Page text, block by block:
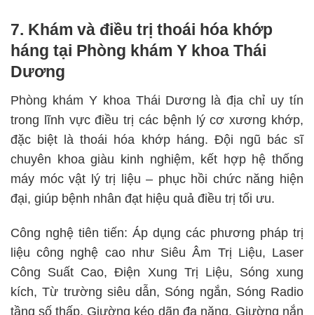
7. Khám và điều trị thoái hóa khớp
háng tại Phòng khám Y khoa Thái
Dương
Phòng khám Y khoa Thái Dương là địa chỉ uy tín
trong lĩnh vực điều trị các bệnh lý cơ xương khớp,
đặc biệt là thoái hóa khớp háng. Đội ngũ bác sĩ
chuyên khoa giàu kinh nghiệm, kết hợp hệ thống
máy móc vật lý trị liệu – phục hồi chức năng hiện
đại, giúp bệnh nhân đạt hiệu quả điều trị tối ưu.
Công nghệ tiên tiến: Áp dụng các phương pháp trị
liệu công nghệ cao như Siêu Âm Trị Liệu, Laser
Công Suất Cao, Điện Xung Trị Liệu, Sóng xung
kích, Từ trường siêu dẫn, Sóng ngắn, Sóng Radio
tầng số thấp, Giường kéo dãn đa năng, Giường nắn